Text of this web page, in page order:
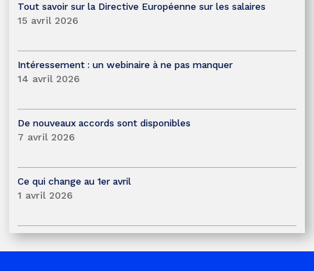
Tout savoir sur la Directive Européenne sur les salaires
15 avril 2026
Intéressement : un webinaire à ne pas manquer
14 avril 2026
De nouveaux accords sont disponibles
7 avril 2026
Ce qui change au 1er avril
1 avril 2026